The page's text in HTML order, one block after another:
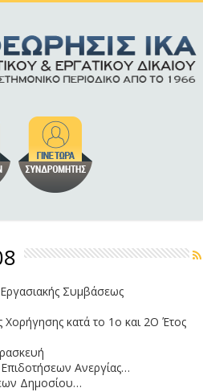
Συμβάσεως
Χορήγησης κατά το 1ο και 2Ο Έτος
Ανεργίας…
Δημοσίου…